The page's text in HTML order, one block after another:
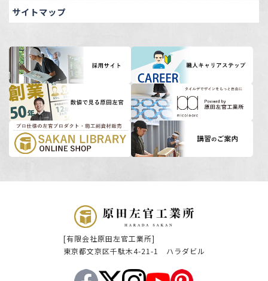
サイトマップ
[有限会社原田左官工業所]
東京都文京区千駄木4-21-1 ハラダビル